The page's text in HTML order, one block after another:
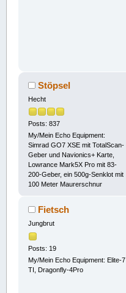
Stöpsel
Hecht
Posts: 837
My/Mein Echo Equipment:
Simrad GO7 XSE mit TotalScan-
Geber und Navionics+ Karte,
Lowrance Mark5X Pro mit 83-
200-Geber, ein 500g-Senklot mit
100 Meter Maurerschnur
Fietsch
Jungbrut
Posts: 19
My/Mein Echo Equipment: Elite-7
TI, Dragonfly-4Pro